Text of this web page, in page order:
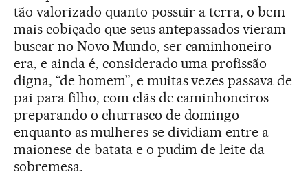
tão valorizado quanto possuir a terra, o bem
mais cobiçado que seus antepassados vieram
buscar no Novo Mundo, ser caminhoneiro
era, e ainda é, considerado uma profissão
digna, “de homem”, e muitas vezes passava de
pai para filho, com clãs de caminhoneiros
preparando o churrasco de domingo
enquanto as mulheres se dividiam entre a
maionese de batata e o pudim de leite da
sobremesa.